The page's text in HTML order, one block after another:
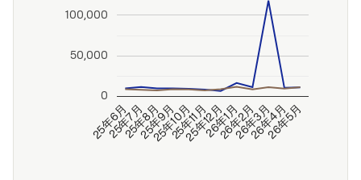
25年6月
25年7月
25年8月
25年9月
25年10月
25年11月
25年12月
26年1月
26年2月
26年3月
26年4月
26年5月
0
50,000
100,000